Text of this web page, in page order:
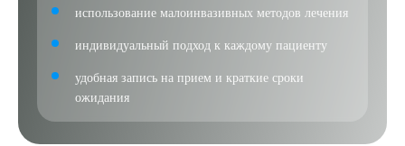
использование малоинвазивных методов лечения
индивидуальный подход к каждому пациенту
удобная запись на прием и краткие сроки
ожидания